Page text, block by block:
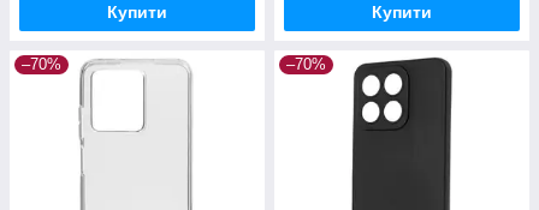
Купити Купити
–70% –70%